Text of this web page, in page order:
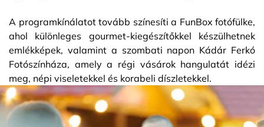
A programkínálatot tovább színesíti a FunBox fotófülke,
ahol különleges gourmet-kiegészítőkkel készülhetnek
emlékképek, valamint a szombati napon Kádár Ferkó
Fotószínháza, amely a régi vásárok hangulatát idézi
meg, népi viseletekkel és korabeli díszletekkel.